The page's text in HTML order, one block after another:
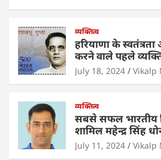
at
s
A
p
p
c
e
b
o
o
er e
dI
n
l
व्यक्तित्व
हरियाणा के
करने वाले पहले
July 18, 2024 Vikalp
व्यक्तित्व
सबसे सफल भारतीय
शामिल महेन्द्र सिंह
July 11, 2024 Vikalp